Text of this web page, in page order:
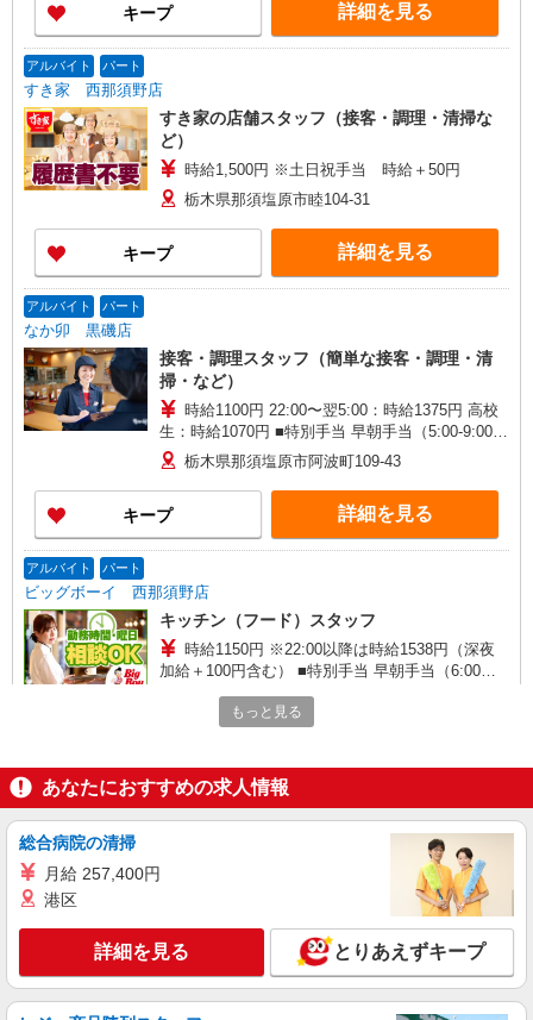
キープ 詳細を見る
アルバイト パート
すき家 西那須野店
すき家の店舗スタッフ（接客・調理・清掃な
ど）
時給1,500円 ※土日祝手当 時給＋50円
栃木県那須塩原市睦104-31
キープ 詳細を見る
アルバイト パート
なか卯 黒磯店
接客・調理スタッフ（簡単な接客・調理・清
掃・など）
時給1100円 22:00〜翌5:00：時給1375円 高校
生：時給1070円 ■特別手当 早朝手当（5:00-9:00）
時給＋150円
栃木県那須塩原市阿波町109-43
キープ 詳細を見る
アルバイト パート
ビッグボーイ 西那須野店
キッチン（フード）スタッフ
時給1150円 ※22:00以降は時給1538円（深夜
加給＋100円含む） ■特別手当 早朝手当（6:00〜
9:00）時給＋100円
栃木県那須塩原市東三島3丁目40-6
アルバイト パート
丸亀製麺黒磯店
栃木県那須塩原市共墾社７９－２
キープ 詳細を見る
もっと見る
あなたにおすすめの求人情報
総合病院の清掃
月給 257,400円
港区
詳細を見る とりあえずキープ